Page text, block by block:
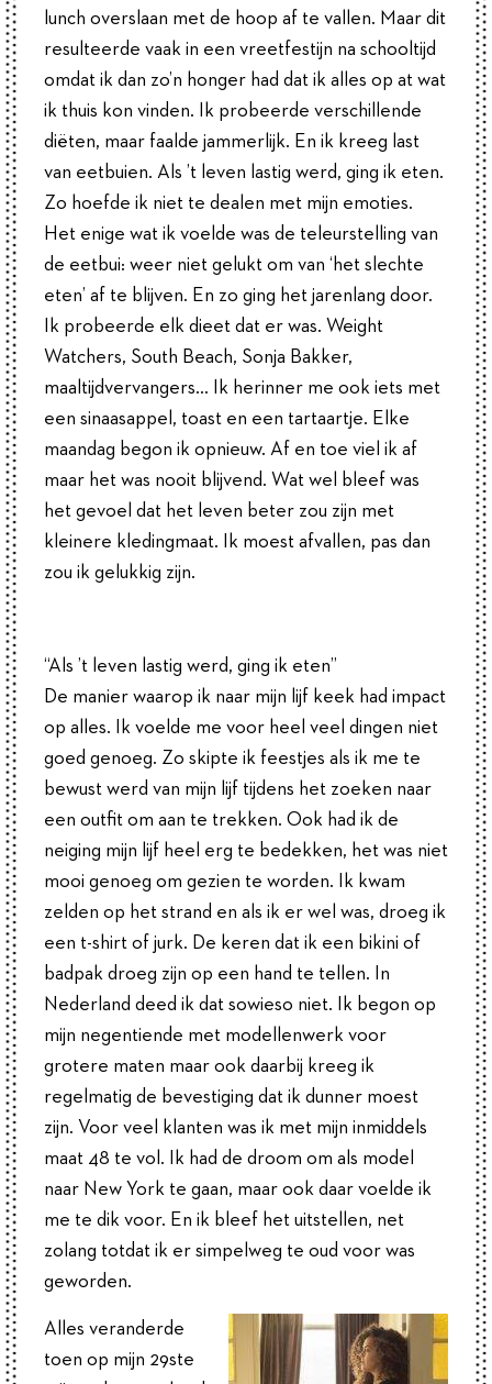
lunch overslaan met de hoop af te vallen. Maar dit
resulteerde vaak in een vreetfestijn na schooltijd
omdat ik dan zo’n honger had dat ik alles op at wat
ik thuis kon vinden. Ik probeerde verschillende
diëten, maar faalde jammerlijk. En ik kreeg last
van eetbuien. Als ’t leven lastig werd, ging ik eten.
Zo hoefde ik niet te dealen met mijn emoties.
Het enige wat ik voelde was de teleurstelling van
de eetbui: weer niet gelukt om van ‘het slechte
eten’ af te blijven. En zo ging het jarenlang door.
Ik probeerde elk dieet dat er was. Weight
Watchers, South Beach, Sonja Bakker,
maaltijdvervangers… Ik herinner me ook iets met
een sinaasappel, toast en een tartaartje. Elke
maandag begon ik opnieuw. Af en toe viel ik af
maar het was nooit blijvend. Wat wel bleef was
het gevoel dat het leven beter zou zijn met
kleinere kledingmaat. Ik moest afvallen, pas dan
zou ik gelukkig zijn.
“Als ’t leven lastig werd, ging ik eten”
De manier waarop ik naar mijn lijf keek had impact
op alles. Ik voelde me voor heel veel dingen niet
goed genoeg. Zo skipte ik feestjes als ik me te
bewust werd van mijn lijf tijdens het zoeken naar
een outfit om aan te trekken. Ook had ik de
neiging mijn lijf heel erg te bedekken, het was niet
mooi genoeg om gezien te worden. Ik kwam
zelden op het strand en als ik er wel was, droeg ik
een t-shirt of jurk. De keren dat ik een bikini of
badpak droeg zijn op een hand te tellen. In
Nederland deed ik dat sowieso niet. Ik begon op
mijn negentiende met modellenwerk voor
grotere maten maar ook daarbij kreeg ik
regelmatig de bevestiging dat ik dunner moest
zijn. Voor veel klanten was ik met mijn inmiddels
maat 48 te vol. Ik had de droom om als model
naar New York te gaan, maar ook daar voelde ik
me te dik voor. En ik bleef het uitstellen, net
zolang totdat ik er simpelweg te oud voor was
geworden.
Alles veranderde
toen op mijn 29ste